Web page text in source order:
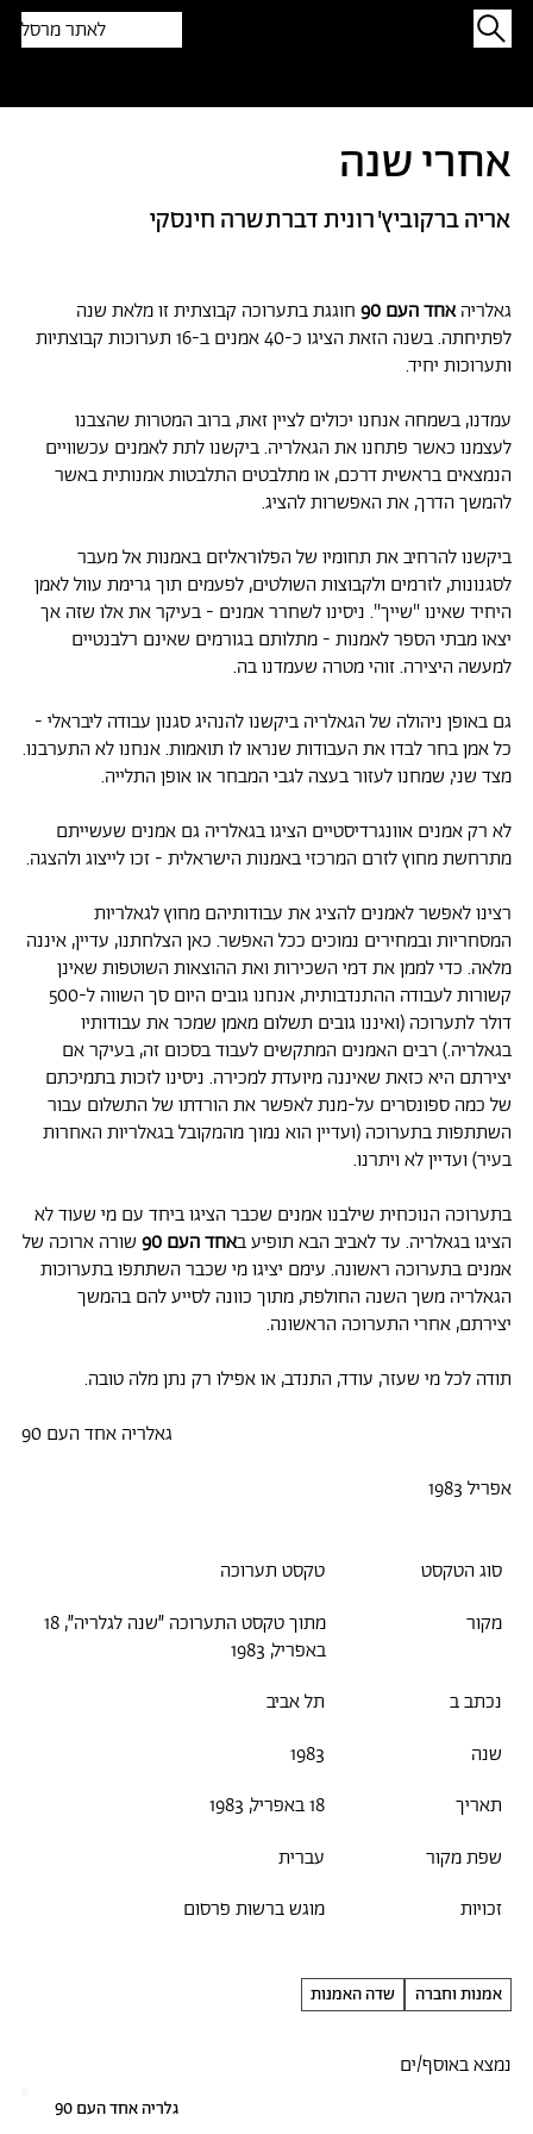
לאתר מרסל
סוג הטקסט
טקסט תערוכה
מקור
מתוך טקסט התערוכה ״שנה לגלריה״, 18
באפריל, 1983
נכתב ב
תל אביב
שנה
1983
תאריך
18 באפריל, 1983
שפת מקור
עברית
זכויות
מוגש ברשות פרסום
אמנות וחברה שדה האמנות
נמצא באוסף/ים
גלריה אחד העם 90
גאלריהאחד העם 90
חוגגת בתערוכה קבוצתית זו מלאת שנה
לפתיחתה. בשנה הזאת הציגו כ-40 אמנים ב-16 תערוכות קבוצתיות
ותערוכות יחיד.
עמדנו, בשמחה אנחנו יכולים לציין זאת, ברוב המטרות שהצבנו
לעצמנו כאשר פתחנו את הגאלריה. ביקשנו לתת לאמנים עכשוויים
הנמצאים בראשית דרכם, או מתלבטים התלבטות אמנותית באשר
להמשך הדרך, את האפשרות להציג.
ביקשנו להרחיב את תחומיו של הפלוראליזם באמנות אל מעבר
לסגנונות, לזרמים ולקבוצות השולטים, לפעמים תוך גרימת עוול לאמן
היחיד שאינו "שייך". ניסינו לשחרר אמנים - בעיקר את אלו שזה אך
יצאו מבתי הספר לאמנות - מתלותם בגורמים שאינם רלבנטיים
למעשה היצירה. זוהי מטרה שעמדנו בה.
גם באופן ניהולה של הגאלריה ביקשנו להנהיג סגנון עבודה ליבראלי -
כל אמן בחר לבדו את העבודות שנראו לו תואמות. אנחנו לא התערבנו.
מצד שני, שמחנו לעזור בעצה לגבי המבחר או אופן התלייה.
לא רק אמנים אוונגרדיסטיים הציגו בגאלריה גם אמנים שעשייתם
מתרחשת מחוץ לזרם המרכזי באמנות הישראלית - זכו לייצוג ולהצגה.
רצינו לאפשר לאמנים להציג את עבודותיהם מחוץ לגאלריות
המסחריות ובמחירים נמוכים ככל האפשר. כאן הצלחתנו, עדיין, איננה
מלאה. כדי לממן את דמי השכירות ואת ההוצאות השוטפות שאינן
קשורות לעבודה ההתנדבותית, אנחנו גובים היום סך השווה ל-500
דולר לתערוכה (ואיננו גובים תשלום מאמן שמכר את עבודותיו
בגאלריה.) רבים האמנים המתקשים לעבוד בסכום זה, בעיקר אם
יצירתם היא כזאת שאיננה מיועדת למכירה. ניסינו לזכות בתמיכתם
של כמה ספונסרים על-מנת לאפשר את הורדתו של התשלום עבור
השתתפות בתערוכה (ועדיין הוא נמוך מהמקובל בגאלריות האחרות
בעיר) ועדיין לא ויתרנו.
בתערוכה הנוכחית שילבנו אמנים שכבר הציגו ביחד עם מי שעוד לא
הציגו בגאלריה. עד לאביב הבא תופיע באחד העם 90
שורה ארוכה של
אמנים בתערוכה ראשונה. עימם יציגו מי שכבר השתתפו בתערוכות
הגאלריה משך השנה החולפת, מתוך כוונה לסייע להם בהמשך
יצירתם, אחרי התערוכה הראשונה.
תודה לכל מי שעזר, עודד, התנדב, או אפילו רק נתן מלה טובה.
גאלריה אחד העם 90
אפריל 1983
אחרי שנה
'אריה ברקוביץ רונית דברתשרה חינסקי